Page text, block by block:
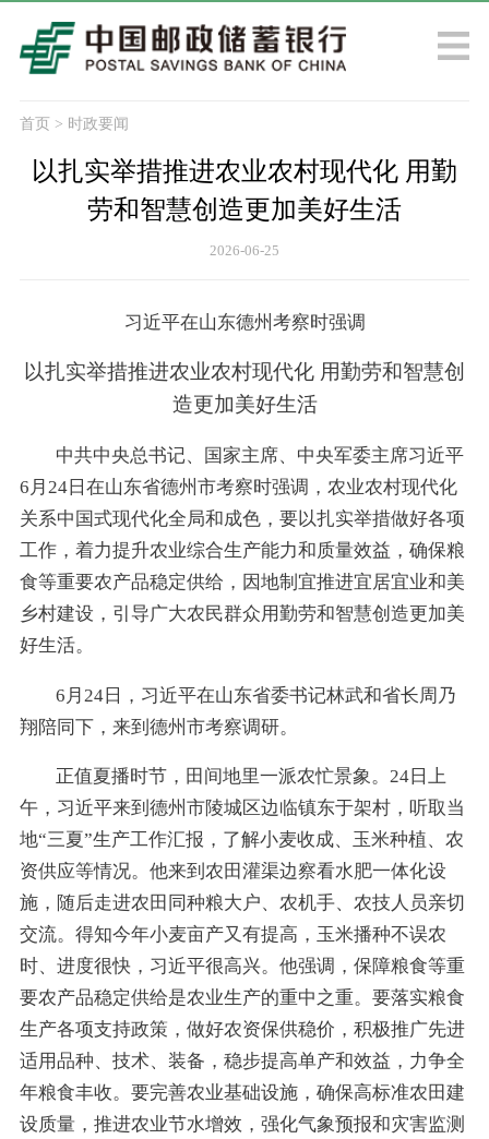
首页> 时政要闻
以扎实举措推进农业农村现代化 用勤
劳和智慧创造更加美好生活
2026-06-25
习近平在山东德州考察时强调
以扎实举措推进农业农村现代化 用勤劳和智慧创
造更加美好生活
中共中央总书记、国家主席、中央军委主席习近平
6月24日在山东省德州市考察时强调，农业农村现代化
关系中国式现代化全局和成色，要以扎实举措做好各项
工作，着力提升农业综合生产能力和质量效益，确保粮
食等重要农产品稳定供给，因地制宜推进宜居宜业和美
乡村建设，引导广大农民群众用勤劳和智慧创造更加美
好生活。
6月24日，习近平在山东省委书记林武和省长周乃
翔陪同下，来到德州市考察调研。
正值夏播时节，田间地里一派农忙景象。24日上
午，习近平来到德州市陵城区边临镇东于架村，听取当
地“三夏”生产工作汇报，了解小麦收成、玉米种植、农
资供应等情况。他来到农田灌渠边察看水肥一体化设
施，随后走进农田同种粮大户、农机手、农技人员亲切
交流。得知今年小麦亩产又有提高，玉米播种不误农
时、进度很快，习近平很高兴。他强调，保障粮食等重
要农产品稳定供给是农业生产的重中之重。要落实粮食
生产各项支持政策，做好农资保供稳价，积极推广先进
适用品种、技术、装备，稳步提高单产和效益，力争全
年粮食丰收。要完善农业基础设施，确保高标准农田建
设质量，推进农业节水增效，强化气象预报和灾害监测